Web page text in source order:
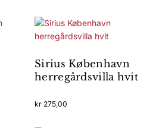
Sirius København
herregårdsvilla hvit
kr 275,00